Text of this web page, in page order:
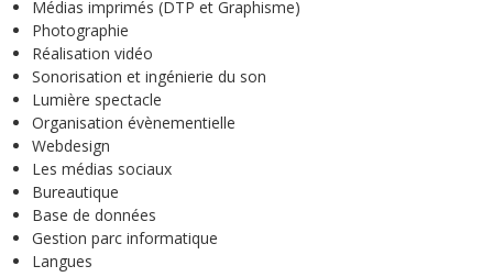
Médias imprimés (DTP et Graphisme)
Photographie
Réalisation vidéo
Sonorisation et ingénierie du son
Lumière spectacle
Organisation évènementielle
Webdesign
Les médias sociaux
Bureautique
Base de données
Gestion parc informatique
Langues